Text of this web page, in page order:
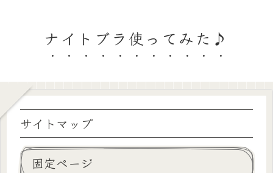
ナイトブラ使ってみた♪
サイトマップ
固定ページ